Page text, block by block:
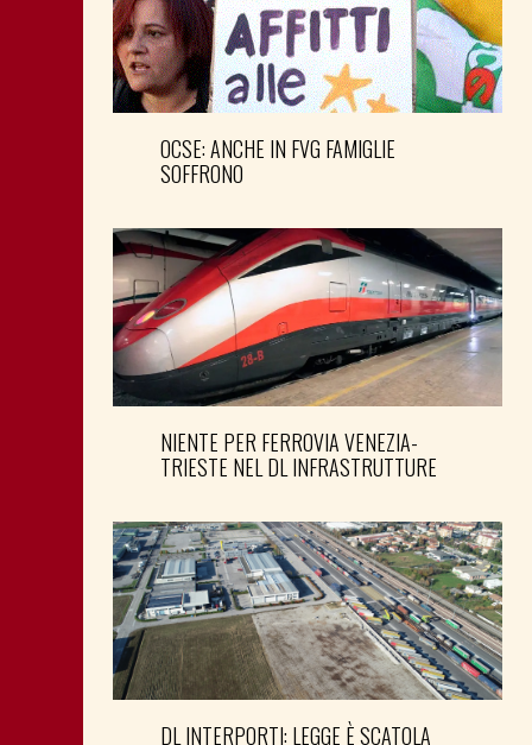
OCSE: ANCHE IN FVG FAMIGLIE
SOFFRONO
NIENTE PER FERROVIA VENEZIA-
TRIESTE NEL DL INFRASTRUTTURE
DL INTERPORTI: LEGGE È SCATOLA